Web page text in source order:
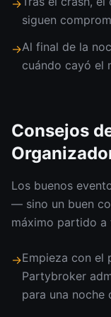
→
siguen
→Al final de la
cuándo cayó el
Consejos
Los buenos
— sino un buen
máximo partido a
→Empieza con el
Partybroker
para una noche